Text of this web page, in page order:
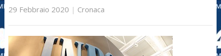
29 Febbraio 2020 | Cronaca